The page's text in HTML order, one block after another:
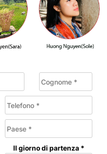
Il giorno di partenza *